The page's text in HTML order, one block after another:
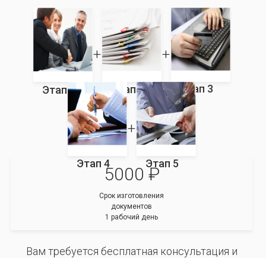
Этап 1 Этап 2 Этап 3
Этап 4 Этап 5
5000 ₽
Срок изготовления
документов
1 рабочий день
Вам требуется бесплатная консультация и